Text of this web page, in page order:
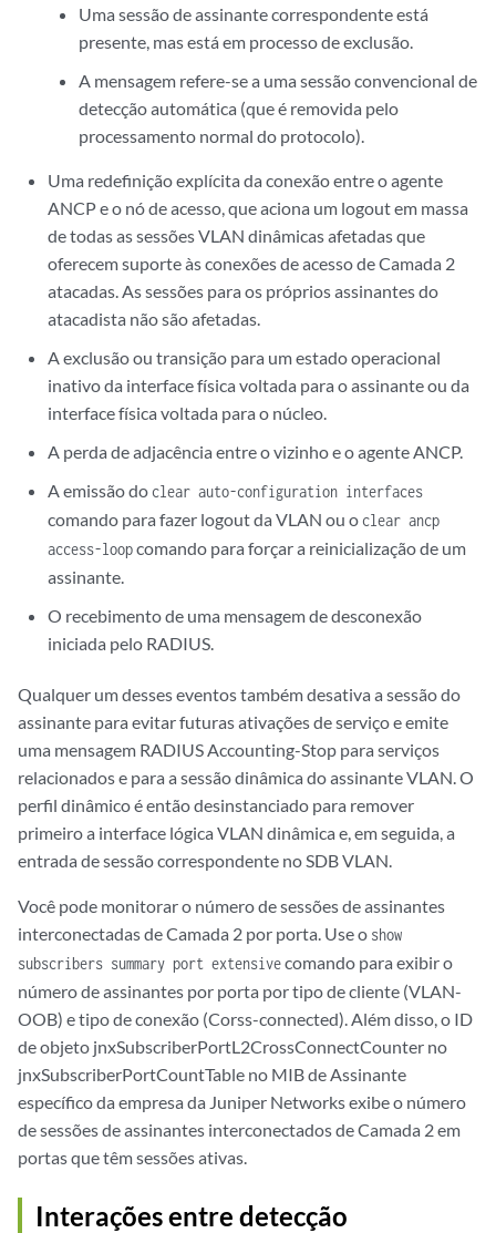
Uma sessão de assinante correspondente está
presente, mas está em processo de exclusão.
A mensagem refere-se a uma sessão convencional de
detecção automática (que é removida pelo
processamento normal do protocolo).
Uma redefinição explícita da conexão entre o agente
ANCP e o nó de acesso, que aciona um logout em massa
de todas as sessões VLAN dinâmicas afetadas que
oferecem suporte às conexões de acesso de Camada 2
atacadas. As sessões para os próprios assinantes do
atacadista não são afetadas.
A exclusão ou transição para um estado operacional
inativo da interface física voltada para o assinante ou da
interface física voltada para o núcleo.
A perda de adjacência entre o vizinho e o agente ANCP.
A emissão do clear auto-configuration interfaces
comando para fazer logout da VLAN ou o clear ancp
access-loopcomando para forçar a reinicialização de um
assinante.
O recebimento de uma mensagem de desconexão
iniciada pelo RADIUS.
Qualquer um desses eventos também desativa a sessão do
assinante para evitar futuras ativações de serviço e emite
uma mensagem RADIUS Accounting-Stop para serviços
relacionados e para a sessão dinâmica do assinante VLAN. O
perfil dinâmico é então desinstanciado para remover
primeiro a interface lógica VLAN dinâmica e, em seguida, a
entrada de sessão correspondente no SDB VLAN.
Você pode monitorar o número de sessões de assinantes
interconectadas de Camada 2 por porta. Use o show
subscribers summary port extensivecomando para exibir o
número de assinantes por porta por tipo de cliente (VLAN-
OOB) e tipo de conexão (Corss-connected). Além disso, o ID
de objeto jnxSubscriberPortL2CrossConnectCounter no
jnxSubscriberPortCountTable no MIB de Assinante
específico da empresa da Juniper Networks exibe o número
de sessões de assinantes interconectados de Camada 2 em
portas que têm sessões ativas.
Interações entre detecção